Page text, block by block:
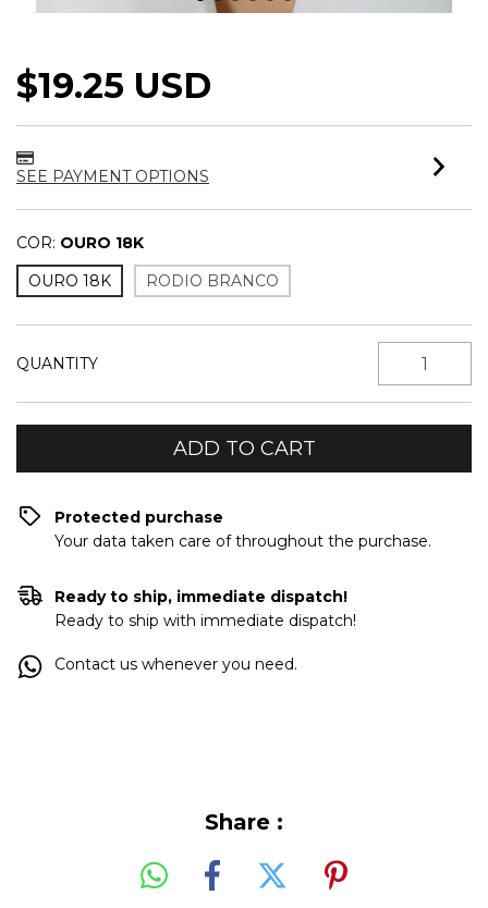
$19.25 USD
SEE PAYMENT OPTIONS
COR: OURO 18K
OURO 18K
RODIO BRANCO
QUANTITY
Protected purchase
Your data taken care of throughout the purchase.
Ready to ship, immediate dispatch!
Ready to ship with immediate dispatch!
Contact us whenever you need.
Share :